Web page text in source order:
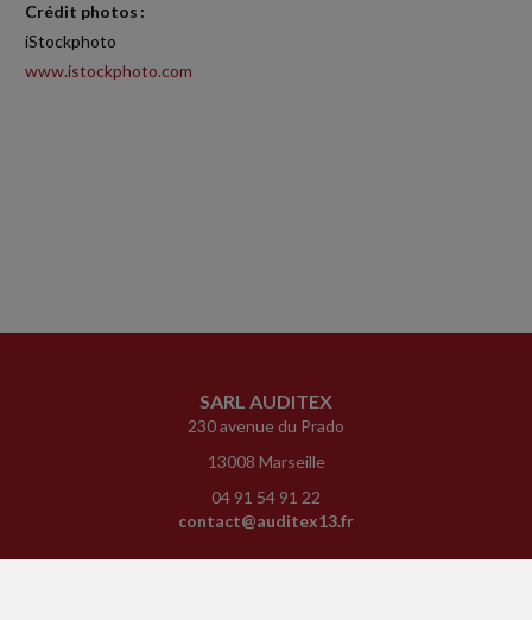
Crédit photos :
iStockphoto
www.istockphoto.com
SARL AUDITEX
230 avenue du Prado
13008 Marseille
04 91 54 91 22
contact@auditex13.fr